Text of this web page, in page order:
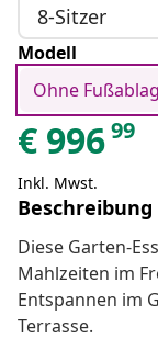
8-Sitzer
Modell
Ohne
€ 99699
Inkl. Mwst.
Beschreibung
Diese Garten-
Mahlzeiten im
Entspannen im
Terrasse.